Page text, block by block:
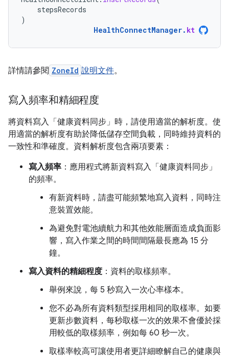
stepsRecords
)
HealthConnectManager. kt
詳情請參閱 ZoneId 說明文件。
寫入頻率和精細程度
將資料寫入「健康資料同步」時，請使用適當的解析度。使
用適當的解析度有助於降低儲存空間負載，同時維持資料的
一致性和準確度。資料解析度包含兩項要素：
寫入頻率 ：應用程式將新資料寫入「健康資料同步」
的頻率。
有新資料時，請盡可能頻繁地寫入資料，同時注
意裝置效能。
為避免對電池續航力和其他效能層面造成負面影
響，寫入作業之間的時間間隔最長應為 15 分
鐘。
寫入資料的精細程度 ：資料的取樣頻率。
舉例來說，每 5 秒寫入一次心率樣本。
您不必為所有資料類型採用相同的取樣率。如要
更新步數資料，每秒取樣一次的效果不會優於採
用較低的取樣頻率，例如每 60 秒一次。
取樣率較高可讓使用者更詳細瞭解自己的健康與